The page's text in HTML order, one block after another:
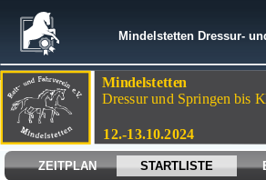
Mindelstetten Dressur-
ZEITPLAN STARTLISTE